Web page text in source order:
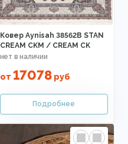
Ковер Aynisah 38562B STAN
CREAM CKM / CREAM CK
от 17078руб